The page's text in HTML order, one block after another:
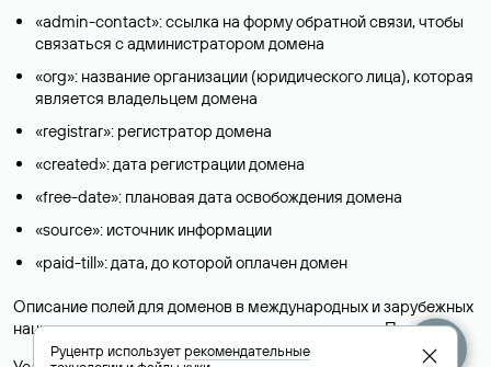
«admin-contact»: ссылка на форму обратной связи, чтобы
связаться с администратором домена
«org»: название организации (юридического лица), которая
является владельцем домена
«registrar»: регистратор домена
«created»: дата регистрации домена
«free-date»: плановая дата освобождения домена
«source»: источник информации
«paid-till»: дата, до которой оплачен домен
Описание полей для доменов в международных и зарубежных
национальных доменах представлены в разделе «Помощь».
Руцентр используетрекомендательные